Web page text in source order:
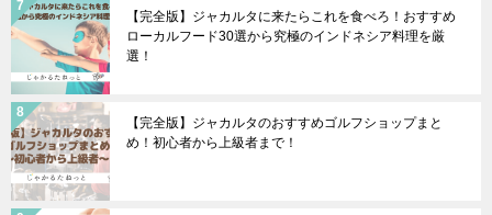
【完全版】ジャカルタに来たらこれを食べろ！おすすめ
ローカルフード30選から究極のインドネシア料理を厳
選！
【完全版】ジャカルタのおすすめゴルフショップまと
め！初心者から上級者まで！